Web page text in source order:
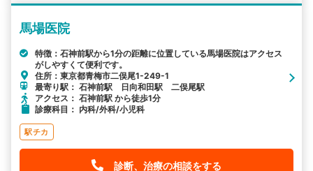
馬場医院
特徴：石神前駅から1分の距離に位置している馬場医院はアクセス
がしやすくて便利です。
住所：東京都青梅市二俣尾1-249-1
最寄り駅： 石神前駅 日向和田駅 二俣尾駅
アクセス： 石神前駅 から徒歩1分
診療科目： 内科/外科/小児科
駅チカ
診断、治療の相談をする